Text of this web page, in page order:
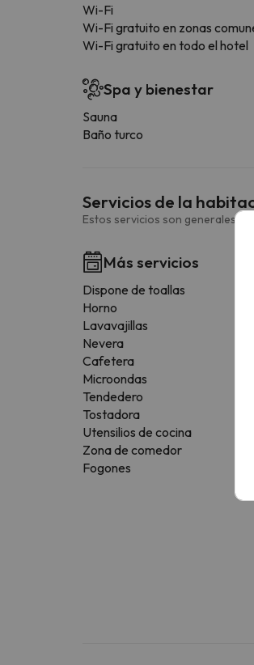
Wi-Fi
Wi-Fi gratuito en zonas
Wi-Fi gratuito en todo el hotel
Spa y bienestar
Sauna
Baño turco
Servicios de la
Estos servicios son generales y
Más servicios
Dispone de toallas
Horno
Lavavajillas
Nevera
Cafetera
Microondas
Tendedero
Tostadora
Utensilios de cocina
Zona de comedor
Fogones